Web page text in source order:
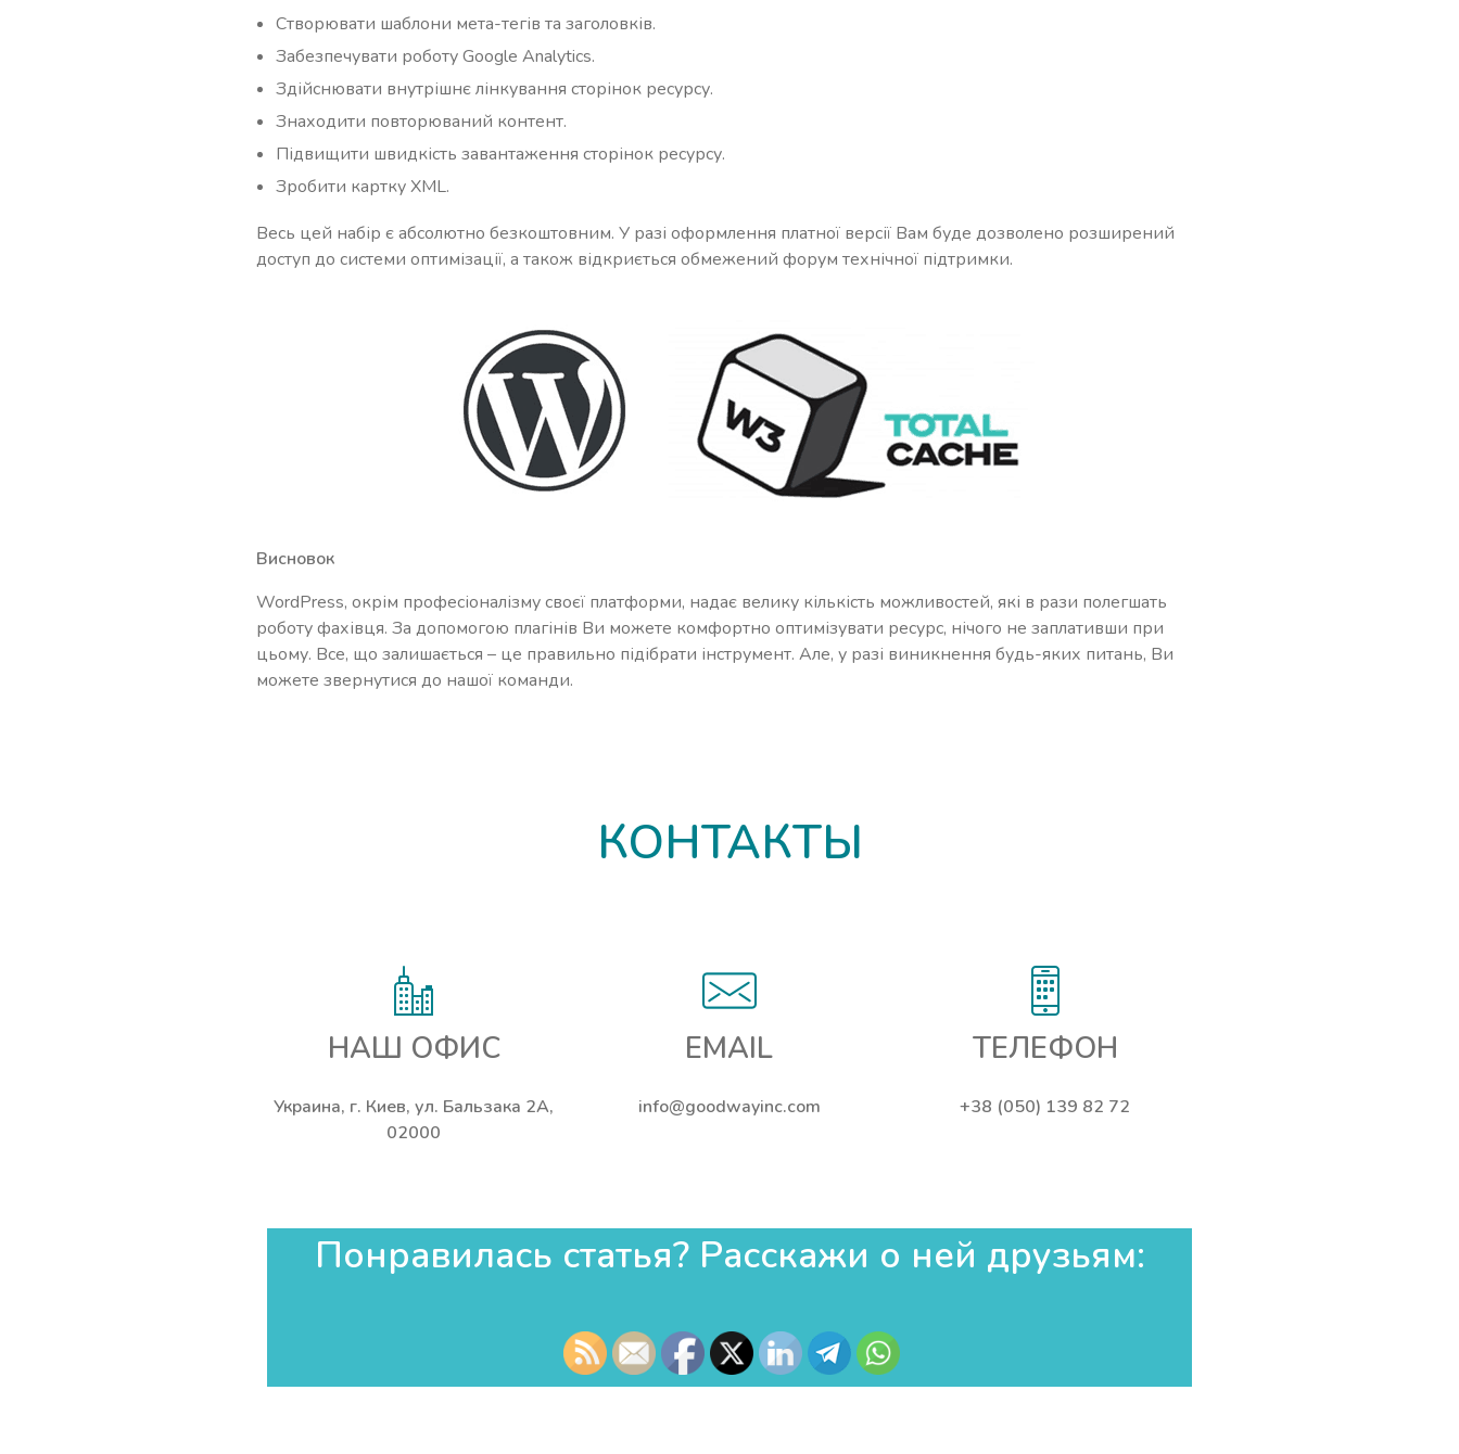
Створювати шаблони мета-тегів та заголовків.
Забезпечувати роботу Google Analytics.
Здійснювати внутрішнє лінкування сторінок ресурсу.
Знаходити повторюваний контент.
Підвищити швидкість завантаження сторінок ресурсу.
Зробити картку XML.
Весь цей набір є абсолютно безкоштовним. У разі оформлення платної версії Вам буде дозволено розширений
доступ до системи оптимізації, а також відкриється обмежений форум технічної підтримки.
Висновок
WordPress, окрім професіоналізму своєї платформи, надає велику кількість можливостей, які в рази полегшать
роботу фахівця. За допомогою плагінів Ви можете комфортно оптимізувати ресурс, нічого не заплативши при
цьому. Все, що залишається – це правильно підібрати інструмент. Але, у разі виникнення будь-яких питань, Ви
можете звернутися до нашої команди.
КОНТАКТЫ
НАШ ОФИС
Украина, г. Киев, ул. Бальзака 2А,
02000
EMAIL
info@goodwayinc.com
ТЕЛЕФОН
+38 (050) 139 82 72
Понравилась статья? Расскажи о ней друзьям:​